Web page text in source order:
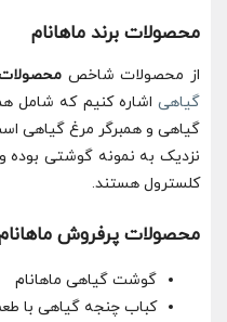
محصولات برند ماهانام
از محصولات شاخصمحصولات
گیاهی اشاره کنیم که شامل
گیاهی و همبرگر مرغ گیاهی
نزدیک به نمونه‌ گوشتی بوده و
کلسترول هستند.
محصولات پرفروش
گوشت گیاهی ماهانام
کباب چنجه گیاهی با